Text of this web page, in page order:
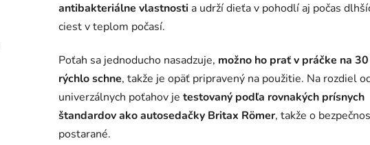
antibakteriálne vlastnosti a udrží dieťa v pohodlí aj počas
ciest v teplom počasí.
Poťah sa jednoducho nasadzuje, možno ho prať v práčke na 30
rýchlo schne, takže je opäť pripravený na použitie. Na rozdiel
univerzálnych poťahov je testovaný podľa rovnakých prísnych
štandardov ako autosedačky Britax Römer, takže o
postarané.